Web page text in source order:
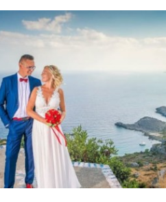
Ślub symboliczny
Ślub cywilny Ślub symboliczny